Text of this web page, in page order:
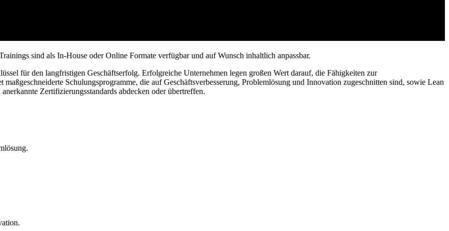
sind als In-House oder Online Formate verfügbar und auf Wunsch inhaltlich anpassbar.
für den langfristigen Geschäftserfolg. Erfolgreiche Unternehmen legen großen Wert darauf, die Fähigkeiten zur
Schulungsprogramme, die auf Geschäftsverbesserung, Problemlösung und Innovation zugeschnitten sind, sowie Lean
Zertifizierungsstandards abdecken oder übertreffen.